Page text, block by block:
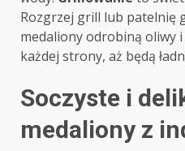
Rozgrzej grill lub patelnię
medaliony odrobiną oliwy
każdej strony, aż będą
Soczyste i
medaliony z